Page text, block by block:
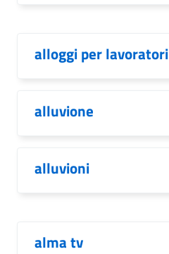
alloggi per lavoratori
alluvione
alluvioni
alma tv